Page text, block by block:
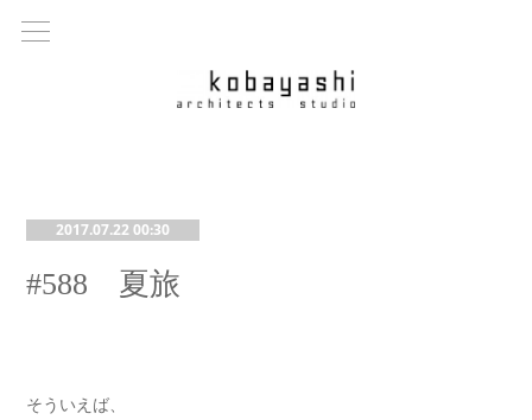
2017.07.22 00:30
#588 夏旅
そういえば、